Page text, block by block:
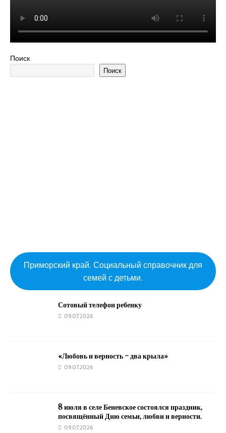
Поиск
Поиск
Приморский край. Социальный справочник для
семей с детьми.
Сотовый телефон ребенку
09.07.2026
«Любовь и верность – два крыла»
09.07.2026
8 июля в селе Беневское состоялся праздник,
посвящённый Дню семьи, любви и верности.
09.07.2026